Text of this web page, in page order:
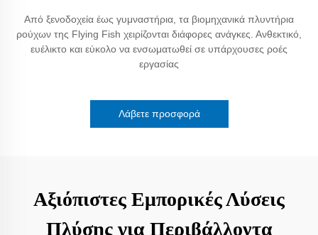
Από ξενοδοχεία έως γυμναστήρια, τα βιομηχανικά πλυντήρια
ρούχων της Flying Fish χειρίζονται διάφορες ανάγκες. Ανθεκτικό,
ευέλικτο και εύκολο να ενσωματωθεί σε υπάρχουσες ροές
εργασίας
Λάβετε προσφορά
Αξιόπιστες Εμπορικές Λύσεις
Πλύσης για Περιβάλλοντα